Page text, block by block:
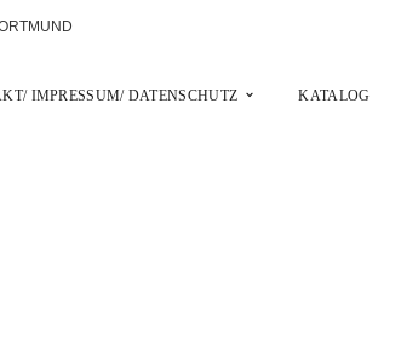
IMPRESSUM/ DATENSCHUTZ KATALOG